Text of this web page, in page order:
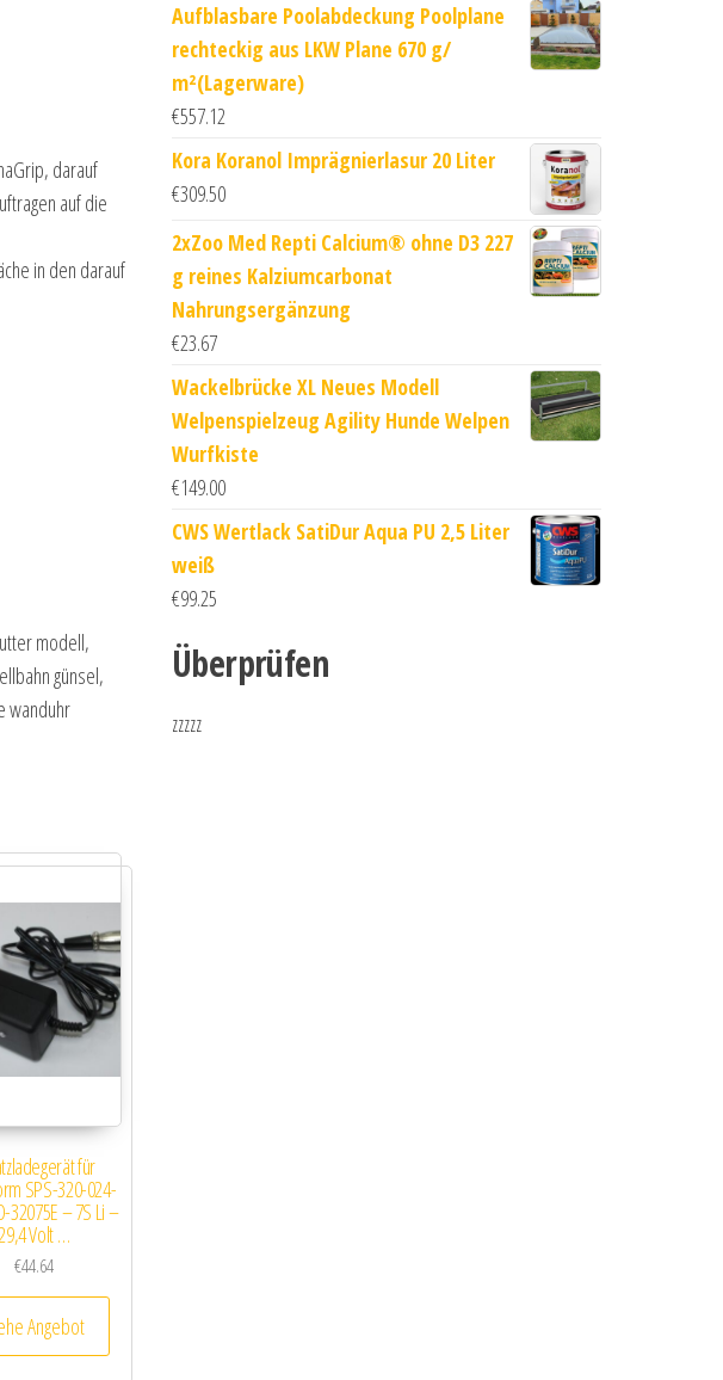
darauf
auf die
in den darauf
modell,
günsel,
wanduhr
für
SPS-320-024-
32075E – 7S Li –
Volt …
€44.64
Angebot
Aufblasbare Poolabdeckung Poolplane
rechteckig aus LKW Plane 670 g/
m²(Lagerware)
€557.12
Kora Koranol Imprägnierlasur 20 Liter
€309.50
2xZoo Med Repti Calcium® ohne D3 227
g reines Kalziumcarbonat
Nahrungsergänzung
€23.67
Wackelbrücke XL Neues Modell
Welpenspielzeug Agility Hunde Welpen
Wurfkiste
€149.00
CWS Wertlack SatiDur Aqua PU 2,5 Liter
weiß
€99.25
Überprüfen
zzzzz